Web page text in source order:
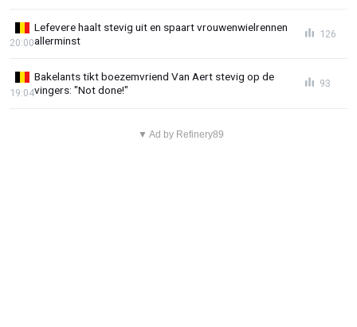
Lefevere haalt stevig uit en spaart vrouwenwielrennen
allerminst
20:00
126
Bakelants tikt boezemvriend Van Aert stevig op de
vingers: "Not done!"
19:04
93
▼ Ad by Refinery89